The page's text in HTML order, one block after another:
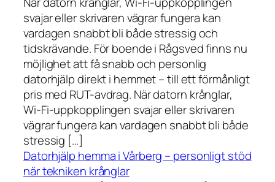
svajar eller skrivaren vägrar fungera kan
vardagen snabbt bli både stressig och
tidskrävande. För boende i Rågsved finns nu
möjlighet att få snabb och personlig
datorhjälp direkt i hemmet – till ett förmånligt
pris med RUT-avdrag. När datorn krånglar,
Wi-Fi-uppkopplingen svajar eller skrivaren
vägrar fungera kan vardagen snabbt bli både
stressig […]
Datorhjälp hemma i Vårberg – personligt stöd
när tekniken krånglar